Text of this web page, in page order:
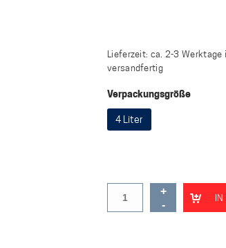
Lieferzeit: ca. 2-3 Werktage
versandfertig
Verpackungsgröße
4 Liter
IN